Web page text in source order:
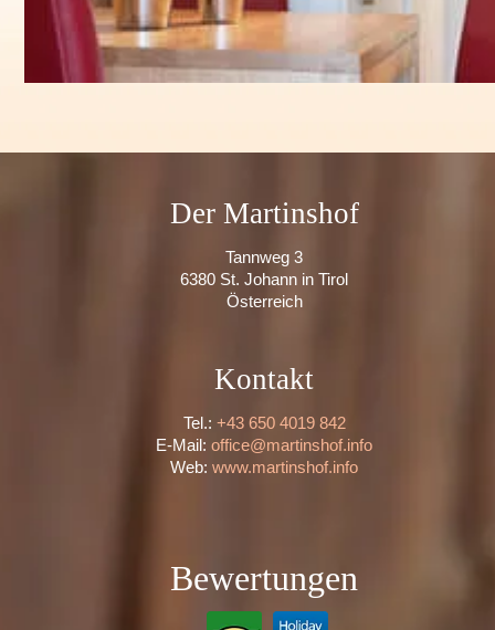
Der Martinshof
Tannweg 3
6380 St. Johann in Tirol
Österreich
Kontakt
Tel.: +43 650 4019 842
E-Mail: office@martinshof.info
Web: www.martinshof.info
Bewertungen